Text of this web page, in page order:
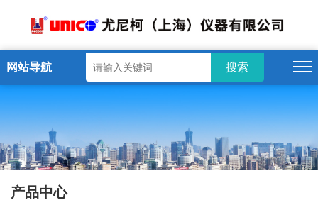
网站导航
产品中心